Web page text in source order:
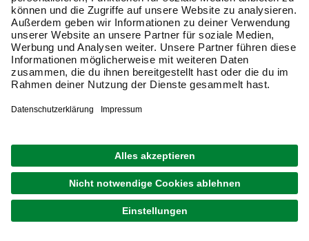
Scharniere bestehen (vereinfacht dargestellt) jeweils aus
einerAchse, an der sogenannteLappeneingehängt sind.
Diese Seitenteile werden mit demzu bewegenden Objekt
(zum Beispiel derTür) und demunbeweglichen
Gegenstück (etwa dem Türrahmen) verbunden.
Alternativ ist für solche trennbaren Scharniere der Begriff
Bändergebräuchlich. Bei dennicht trennbaren
Scharnieren sitzen die Lappen auf einemvernieteten